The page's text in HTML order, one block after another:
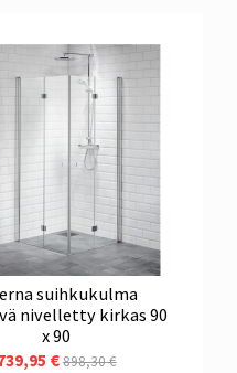
suihkukulma
nivelletty kirkas 90
x 90
€898,30 €